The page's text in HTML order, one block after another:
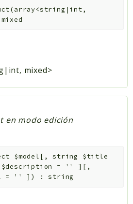
(array<string|int,
mixed
mixed>
en modo edición
$model [ ,string $title
$description = '' ] [ ,
= '' ] ) :string